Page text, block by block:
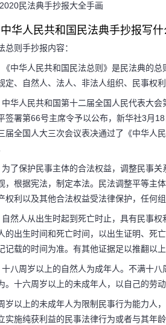
民法典手抄报大全手画
中华人民共和国民法典手抄报写什
总则手抄报内容：
《中华人民共和国民法总则》是民法典的
定、自然人、法人、非法人组织、民事权
中华人民共和国第十二届全国人民代表大
签署第66号主席令予以公布，新华社3月
届全国人大三次会议表决通过了《中华人
为了保护民事主体的合法权益，调整民事
，根据宪法，制定本法。民法调整平等主
权利以及其他合法权益受法律保护，任何
然人从出生时起到死亡时止，具有民事
的出生时间和死亡时间，以出生证明、死
记载的时间为准。有其他证据足以推翻以
十八周岁以上的自然人为成年人。不满十
。十六周岁以上的未成年人，以自己的劳
岁以上的未成年人为限制民事行为能力人
实施纯获利益的民事法律行为或者与其年